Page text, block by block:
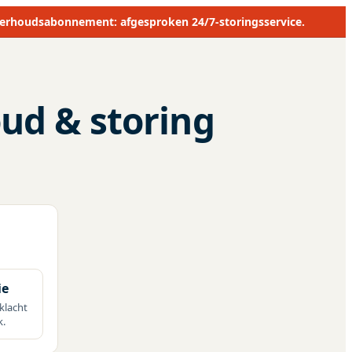
afgesproken 24/7-storingsservice.
& storing